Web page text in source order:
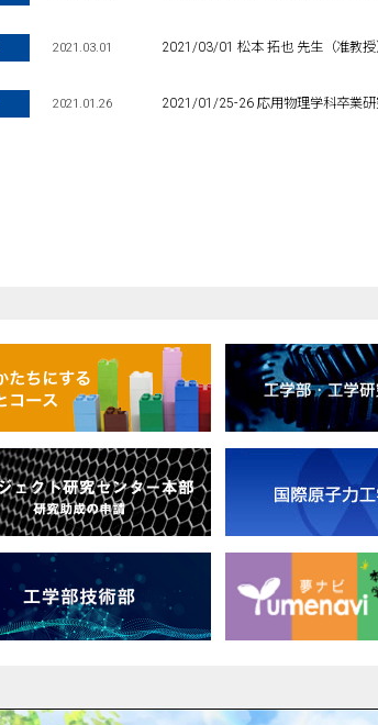
2021.03.01 2021/03/01 松本 拓也 先生（准教
2021.01.26 2021/01/25-26 応用物理学科卒業研